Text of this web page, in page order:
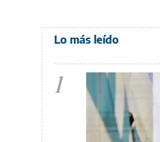
Lo más leído
1